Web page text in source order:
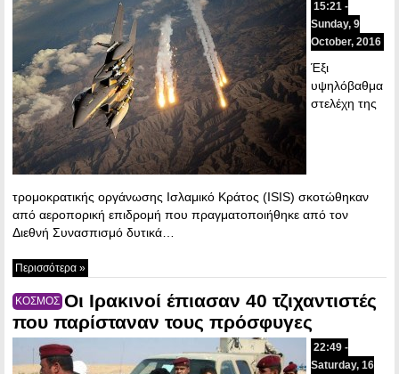
15:21 -
Sunday, 9
October, 2016
Έξι
υψηλόβαθμα
στελέχη της
τρομοκρατικής οργάνωσης Ισλαμικό Κράτος (ISIS) σκοτώθηκαν
από αεροπορική επιδρομή που πραγματοποιήθηκε από τον
Διεθνή Συνασπισμό δυτικά…
Περισσότερα »
ΚΟΣΜΟΣ Οι Ιρακινοί έπιασαν 40 τζιχαντιστές
που παρίσταναν τους πρόσφυγες
22:49 -
Saturday, 16